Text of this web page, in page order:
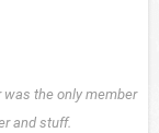
the only member
and stuff.